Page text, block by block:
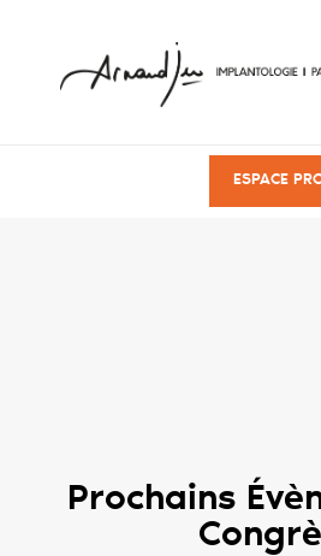
ESPACE
Prochains